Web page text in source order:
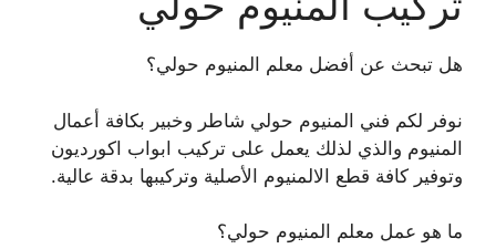
هل تبحث عن أفضل معلم المنيوم حولي؟
نوفر لكم فني المنيوم حولي شاطر وخبير بكافة أعمال
المنيوم والذي لذلك يعمل على تركيب ابواب اكورديون
وتوفير كافة قطع الالمنيوم الأصلية وتركيبها بدقة عالية.
ما هو عمل معلم المنيوم حولي؟